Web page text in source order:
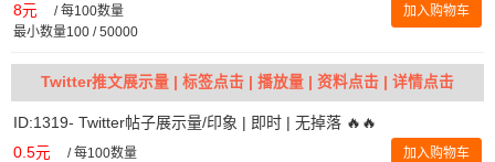
8元 /每100数量
最小数量100 / 50000
加入购物车
Twitter推文展示量 | 标签点击 | 播放量 | 资料点击 | 详情点击
ID:1319- Twitter帖子展示量/印象 | 即时 | 无掉落 🔥🔥
0.5元 /每100数量
加入购物车